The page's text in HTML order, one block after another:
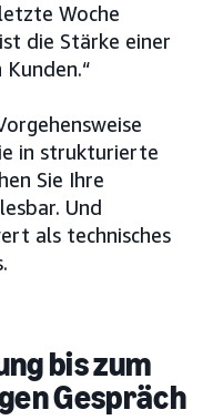
Woche
die Stärke einer
in strukturierte
Sie Ihre
Und
als technisches
bis zum
Gespräch